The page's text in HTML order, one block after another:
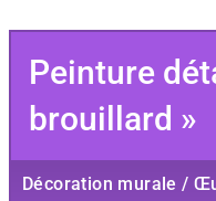
Peinture
brouillard »
Décoration murale /